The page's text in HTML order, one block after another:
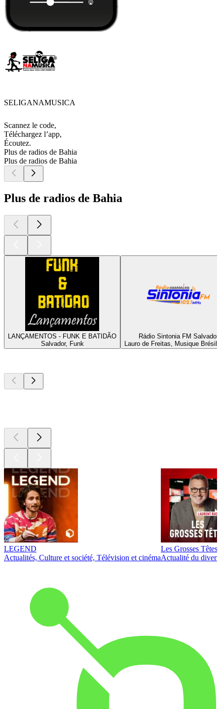
SELIGANAMUSICA
Scannez le code,
Téléchargez l’app,
Écoutez.
Plus de radios de Bahia
Plus de radios de Bahia
Plus de radios de Bahia
LANÇAMENTOS - FUNK E BATIDÃO
Salvador, Funk
Rádio Sintonia FM Salvador
Lauro de Freitas, Musique
LEGEND
Actualités, Culture et société, Télévision et cinéma
Les Grosses Têtes
Actualité du